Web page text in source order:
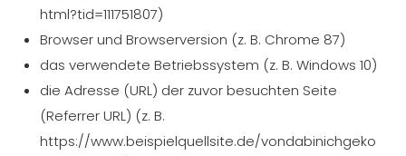
html?tid=111751807)
Browser und Browserversion (z. B. Chrome 87)
das verwendete Betriebssystem (z. B. Windows 10)
die Adresse (URL) der zuvor besuchten Seite
(Referrer URL) (z. B.
https://www.beispielquellsite.de/vondabinichgeko